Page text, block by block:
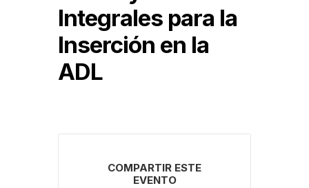
Integrales para la
Inserción en la
ADL
COMPARTIR ESTE
EVENTO